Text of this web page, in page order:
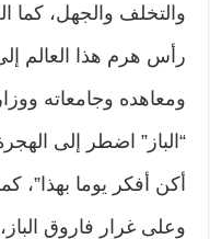
والتخلف والجهل، كما
رأس هرم هذا العالم
ومعاهده وجامعاته
“الباز” اضطر إلى
أكن أفكر يوما بهذا”،
وعلى غرار فاروق